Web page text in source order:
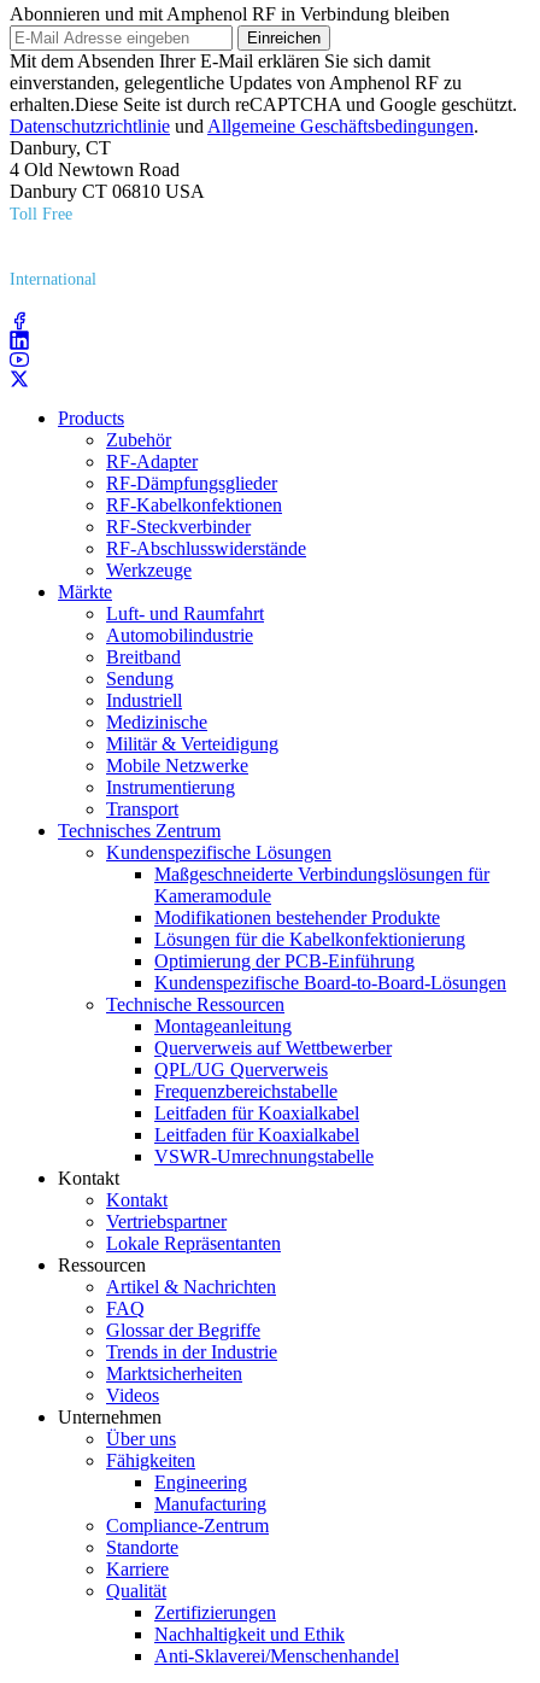
Abonnieren und mit Amphenol RF in Verbindung bleiben
Einreichen
Mit dem Absenden Ihrer E-Mail erklären Sie sich damit
einverstanden, gelegentliche Updates von Amphenol RF zu
erhalten.Diese Seite ist durch reCAPTCHA und Google geschützt.
Datenschutzrichtlinie und Allgemeine Geschäftsbedingungen.
Danbury, CT
4 Old Newtown Road
Danbury CT 06810 USA
Toll Free
International
Products
Zubehör
RF-Adapter
RF-Dämpfungsglieder
RF-Kabelkonfektionen
RF-Steckverbinder
RF-Abschlusswiderstände
Werkzeuge
Märkte
Luft- und Raumfahrt
Automobilindustrie
Breitband
Sendung
Industriell
Medizinische
Militär & Verteidigung
Mobile Netzwerke
Instrumentierung
Transport
Technisches Zentrum
Kundenspezifische Lösungen
Maßgeschneiderte Verbindungslösungen für
Kameramodule
Modifikationen bestehender Produkte
Lösungen für die Kabelkonfektionierung
Optimierung der PCB-Einführung
Kundenspezifische Board-to-Board-Lösungen
Technische Ressourcen
Montageanleitung
Querverweis auf Wettbewerber
QPL/UG Querverweis
Frequenzbereichstabelle
Leitfaden für Koaxialkabel
Leitfaden für Koaxialkabel
VSWR-Umrechnungstabelle
Kontakt
Kontakt
Vertriebspartner
Lokale Repräsentanten
Ressourcen
Artikel & Nachrichten
FAQ
Glossar der Begriffe
Trends in der Industrie
Marktsicherheiten
Videos
Unternehmen
Über uns
Fähigkeiten
Engineering
Manufacturing
Compliance-Zentrum
Standorte
Karriere
Qualität
Zertifizierungen
Nachhaltigkeit und Ethik
Anti-Sklaverei/Menschenhandel